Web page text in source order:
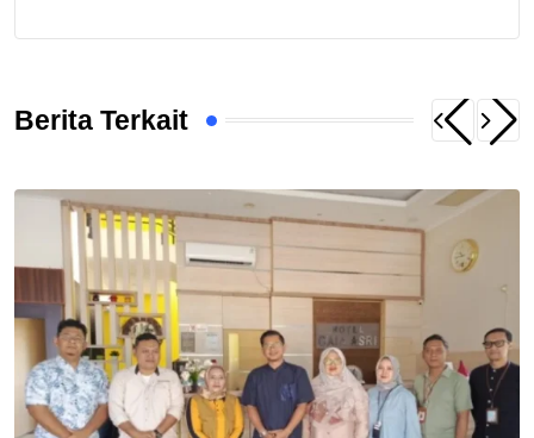
Berita Terkait